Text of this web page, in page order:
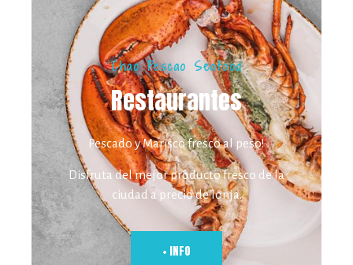
Chao Pescao Seafood
Restaurantes
Pescado y Marisco fresco al peso!
Disfruta del mejor producto fresco de la
ciudad a precio de lonja.
+ INFO